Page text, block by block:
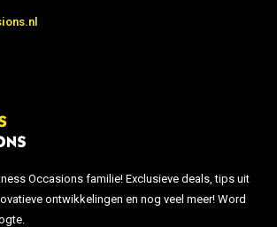
Occasions familie! Exclusieve deals, tips uit
ontwikkelingen en nog veel meer! Word